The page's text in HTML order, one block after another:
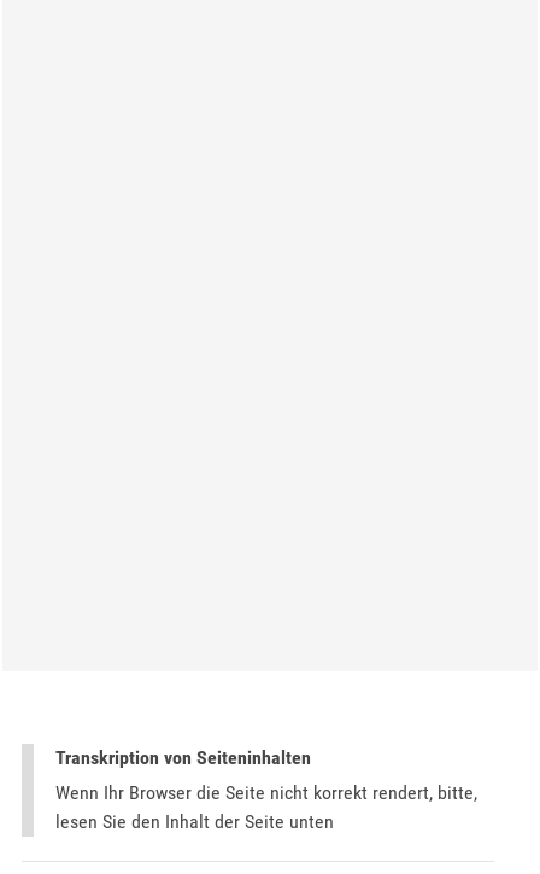
Transkription von Seiteninhalten
Wenn Ihr Browser die Seite nicht korrekt rendert, bitte,
lesen Sie den Inhalt der Seite unten